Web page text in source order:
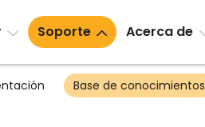
Soporte Acerca de
Base de conocimientos